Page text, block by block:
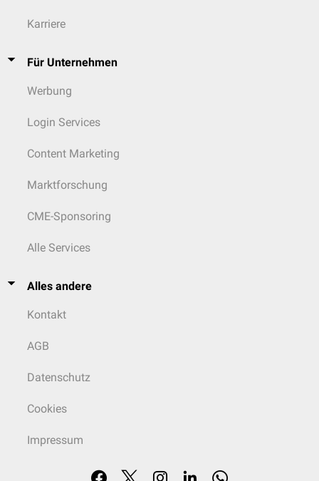
Karriere
Für Unternehmen
Werbung
Login Services
Content Marketing
Marktforschung
CME-Sponsoring
Alle Services
Alles andere
Kontakt
AGB
Datenschutz
Cookies
Impressum